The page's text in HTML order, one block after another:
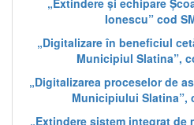
„Extindere și echipare
Ionescu” cod
„Digitalizare în beneficiul
Municipiul Slatina”,
„Digitalizarea proceselor de
Municipiului Slatina”,
„Extindere sistem integrat de